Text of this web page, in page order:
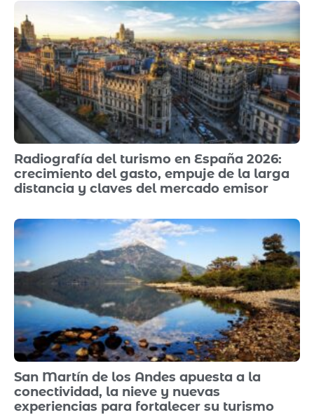
Radiografía del turismo en España 2026:
crecimiento del gasto, empuje de la larga
distancia y claves del mercado emisor
San Martín de los Andes apuesta a la
conectividad, la nieve y nuevas
experiencias para fortalecer su turismo